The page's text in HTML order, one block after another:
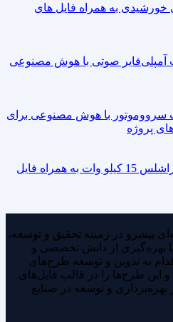
به همراه فایل های
صوتی با هوش مصنوعی
با هوش مصنوعی برای
پروژه
آموزش طراحی درایور براشلس 15 کیلو وات به همراه فایل
پیشرو در زمینه تحقیق و توسعه،
بهره‌گیری از دانش تخصصی و
به تدوین و توسعه طرح‌های
و این طرح‌ها را در قالب فایل‌های
بهره‌برداری و توسعه در صنایع